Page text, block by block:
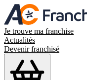
Je trouve ma franchise
Actualités
Devenir franchisé